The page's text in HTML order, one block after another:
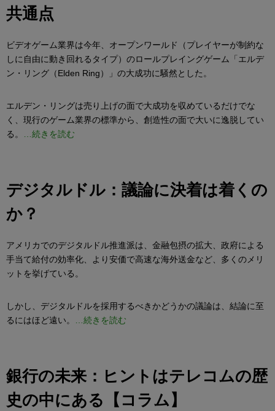
共通点
ビデオゲーム業界は今年、オープンワールド（プレイヤーが制約な
しに自由に動き回れるタイプ）のロールプレイングゲーム「エルデ
ン・リング（Elden Ring）」の大成功に騒然とした。
エルデン・リングは売り上げの面で大成功を収めているだけでな
く、現行のゲーム業界の標準から、創造性の面で大いに逸脱してい
る。
…続きを読む
デジタルドル：議論に決着は着くの
か？
アメリカでのデジタルドル推進派は、金融包摂の拡大、政府による
手当て給付の効率化、より安価で高速な海外送金など、多くのメリ
ットを挙げている。
しかし、デジタルドルを採用するべきかどうかの議論は、結論に至
るにはほど遠い。
…続きを読む
銀行の未来：ヒントはテレコムの歴
史の中にある【コラム】